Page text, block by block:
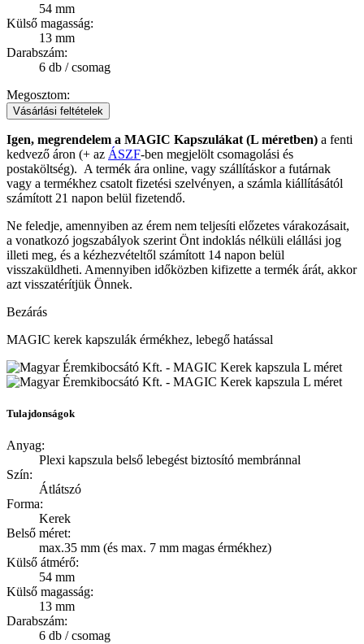
54 mm
Külső magasság:
13 mm
Darabszám:
6 db / csomag
Megosztom:
Vásárlási feltételek
Igen, megrendelem a MAGIC Kapszulákat (L méretben) a fenti
kedvező áron (+ az ÁSZF-ben megjelölt csomagolási és
postaköltség). A termék ára online, vagy szállításkor a futárnak
vagy a termékhez csatolt fizetési szelvényen, a számla kiállításától
számított 21 napon belül fizetendő.
Ne feledje, amennyiben az érem nem teljesíti előzetes várakozásait,
a vonatkozó jogszabályok szerint Önt indoklás nélküli elállási jog
illeti meg, és a kézhezvételtől számított 14 napon belül
visszaküldheti. Amennyiben időközben kifizette a termék árát, akkor
azt visszatérítjük Önnek.
Bezárás
MAGIC kerek kapszulák érmékhez, lebegő hatással
Tulajdonságok
Anyag:
Plexi kapszula belső lebegést biztosító membránnal
Szín:
Átlátszó
Forma:
Kerek
Belső méret:
max.35 mm (és max. 7 mm magas érmékhez)
Külső átmérő:
54 mm
Külső magasság:
13 mm
Darabszám:
6 db / csomag